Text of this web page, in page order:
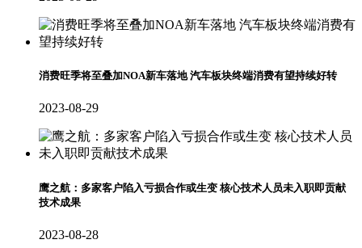
消费旺季将至叠加NOA新车落地 汽车板块终端消费有望持续好转
2023-08-29
鹰之航：多家客户陷入亏损合作或生变 核心技术人员未入职即贡献
技术成果
2023-08-28